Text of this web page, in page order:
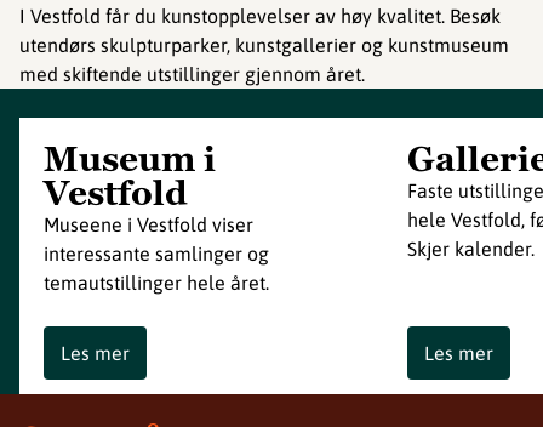
I Vestfold får du kunstopplevelser av høy kvalitet. Besøk
utendørs skulpturparker, kunstgallerier og kunstmuseum
med skiftende utstillinger gjennom året.
Museum i
Vestfold
Museene i Vestfold viser
interessante samlinger og
temautstillinger hele året.
Les mer
Faste
hele Vestfold,
Skjer kalender.
Les mer